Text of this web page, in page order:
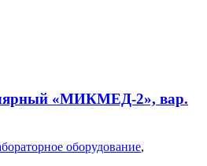
«МИКМЕД-2», вар.
оборудование,